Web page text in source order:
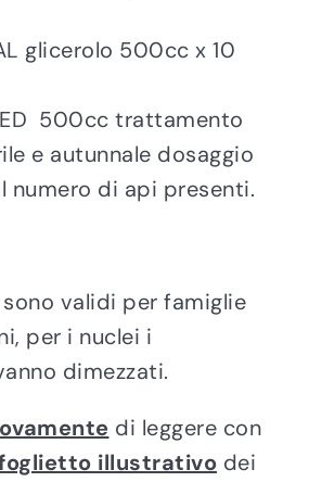
glicerolo 500cc x 10
500cc trattamento
e autunnale dosaggio
numero di api presenti.
validi per famiglie
per i nuclei i
dimezzati.
di leggere con
illustrativo dei